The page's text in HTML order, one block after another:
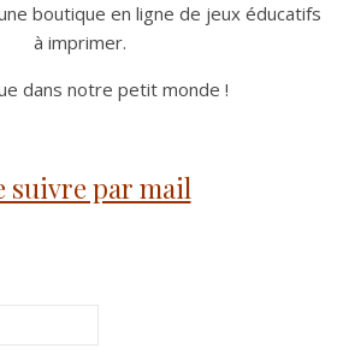
boutique en ligne de jeux éducatifs
à imprimer.
dans notre petit monde !
suivre par mail